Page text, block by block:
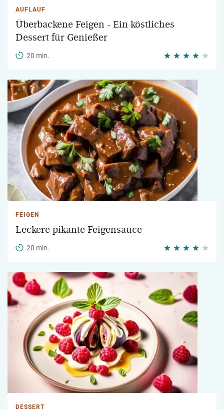
AUFLAUF
Überbackene Feigen - Ein köstliches
Dessert für Genießer
20 min.
FEIGEN
Leckere pikante Feigensauce
20 min.
DESSERT